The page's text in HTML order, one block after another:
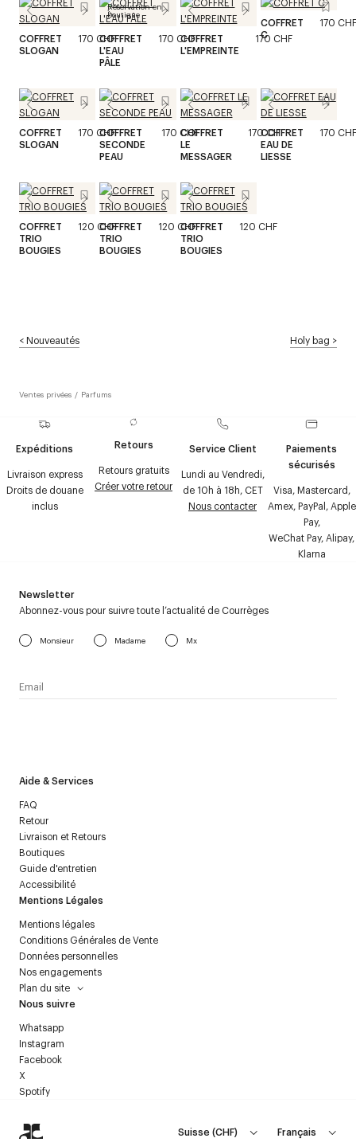
COFFRET
SLOGAN
170 CHF
Réservation en
boutique
COFFRET
L'EAU
PÂLE
170 CHFCOFFRET
L'EMPREINTE
170 CHF
COFFRET
C
170 CHF
COFFRET
SLOGAN
170 CHFCOFFRET
SECONDE
PEAU
170 CHFCOFFRET
LE
MESSAGER
170 CHF
COFFRET
EAU DE
LIESSE
170 CHF
COFFRET
TRIO
BOUGIES
120 CHFCOFFRET
TRIO
BOUGIES
120 CHFCOFFRET
TRIO
BOUGIES
120 CHF
<Nouveautés Holy bag >
Ventes privées / Parfums
Expéditions
Livraison express
Droits de douane
inclus
Retours
Retours gratuits
Créer votre retour
Service Client
Lundi au Vendredi,
de 10h à 18h, CET
Nous contacter
Paiements
sécurisés
Visa, Mastercard,
Amex, PayPal, Apple
Pay,
WeChat Pay, Alipay,
Klarna
Aide & Services
FAQ
Retour
Livraison et Retours
Boutiques
Guide d'entretien
Accessibilité
Mentions Légales
Mentions légales
Conditions Générales de Vente
Données personnelles
Nos engagements
Plan du site
Nous suivre
Whatsapp
Instagram
Facebook
X
Spotify
Newsletter
Abonnez-vous pour suivre toute l’actualité de Courrèges
Monsieur Madame Mx
Suisse(CHF) Français